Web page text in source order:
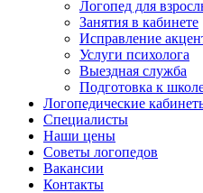
Логопед для
Занятия в кабинете
Исправление
Услуги психолога
Выездная служба
Подготовка к
Логопедические
Специалисты
Наши цены
Советы логопедов
Вакансии
Контакты